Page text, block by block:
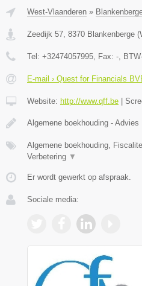
West-Vlaanderen »
Zeedijk 57, 8370 Blankenberge (
Tel: +32474057995, Fax: -,
E-mail › Quest for Financials
Website: http://www.qff.be
Algemene boekhouding - Advies
Algemene boekhouding,
Verbetering ▼
Er wordt gewerkt op afspraak.
Sociale media: